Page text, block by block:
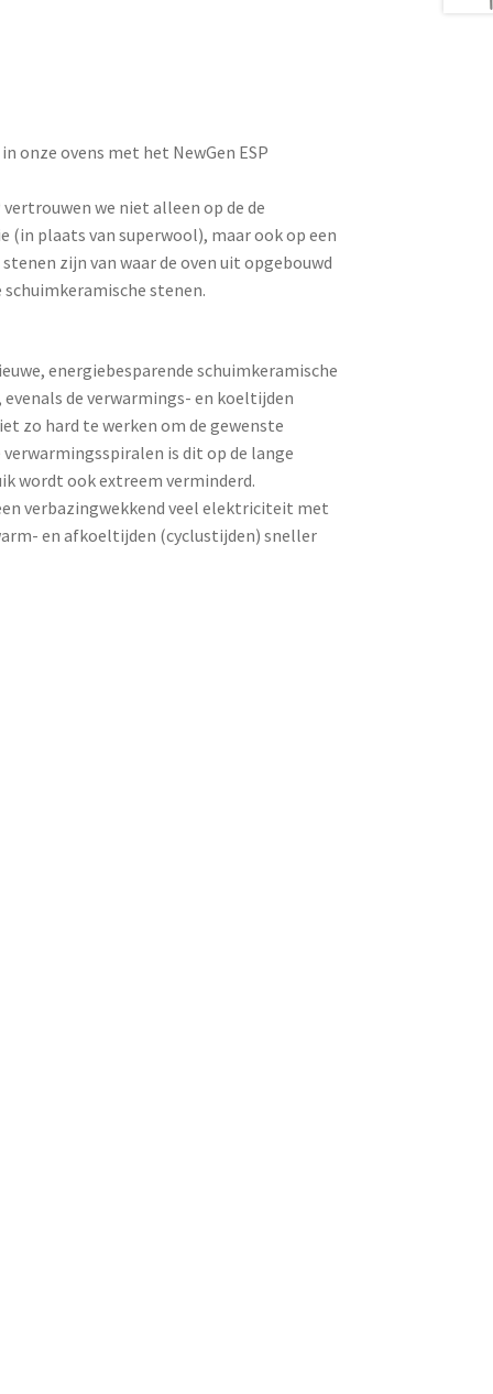
onze ovens met het NewGen ESP
we niet alleen op de de
plaats van superwool), maar ook op een
zijn van waar de oven uit opgebouwd
stenen.
energiebesparende schuimkeramische
de verwarmings- en koeltijden
zo hard te werken om de gewenste
is dit op de lange
wordt ook extreem verminderd.
verbazingwekkend veel elektriciteit met
en afkoeltijden (cyclustijden) sneller